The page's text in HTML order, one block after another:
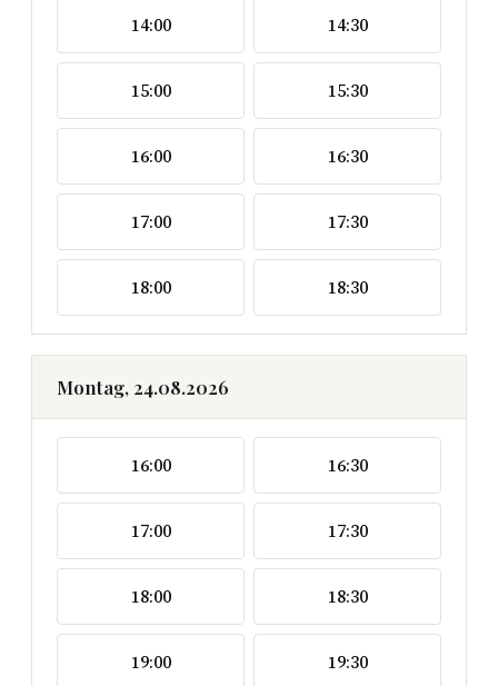
14:00 14:30
15:00 15:30
16:00 16:30
17:00 17:30
18:00 18:30
Montag, 24.08.2026
16:00 16:30
17:00 17:30
18:00 18:30
19:00 19:30